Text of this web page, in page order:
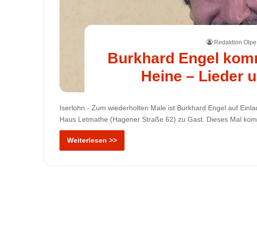
Redaktion Olpe
Burkhard Engel
Heine – Lieder
Iserlohn - Zum wiederholten Male ist Burkhard Engel auf
Haus Letmathe (Hagener Straße 62) zu Gast. Dieses Mal
Weiterlesen >>